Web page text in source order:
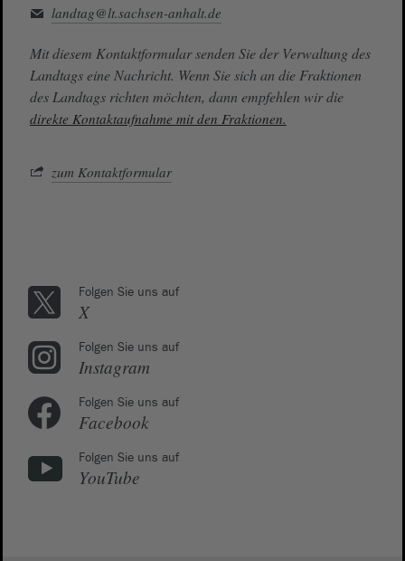
landtag@lt.sachsen-anhalt.de
Mit diesem Kontaktformular senden Sie der Verwaltung des
Landtags eine Nachricht. Wenn Sie sich an die Fraktionen
des Landtags richten möchten, dann empfehlen wir die
direkte Kontaktaufnahme mit den Fraktionen.
zum Kontaktformular
Folgen Sie uns auf
X
Folgen Sie uns auf
Instagram
Folgen Sie uns auf
Facebook
Folgen Sie uns auf
YouTube